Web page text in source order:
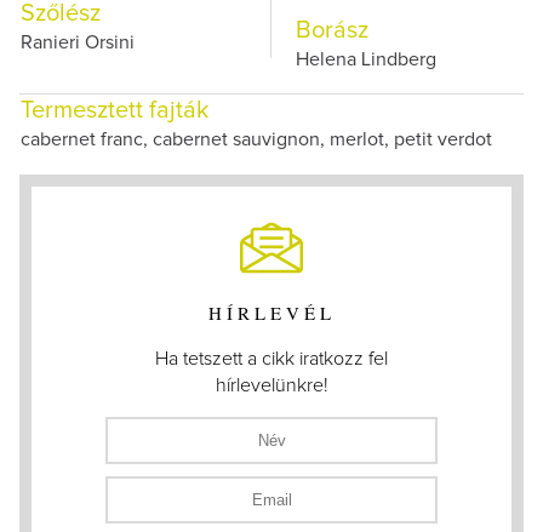
Szőlész
Ranieri Orsini Borász
Helena Lindberg
Termesztett fajták
cabernet franc, cabernet sauvignon, merlot, petit verdot
HÍRLEVÉL
Ha tetszett a cikk iratkozz fel
hírlevelünkre!